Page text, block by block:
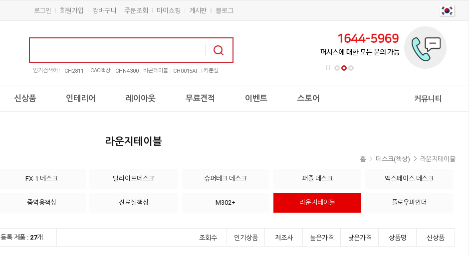
로그인 회원가입 장바구니 주문조회 마이쇼핑 게시판 블로그
인기검색어 : CH2811 CAC책장 CHN4300 비콘테이블 CH0015AF 키분실
신상품 인테리어 레이아웃 무료견적 이벤트 스토어 커뮤니티
라운지테이블
홈 데스크(책상) 라운지테이블
FX-1 데스크 딜라이트데스크 슈퍼테크 데스크 퍼즐 데스크 엑스페이스 데스크
중역용책상 진료실책상 M302+ 라운지테이블 플로우파인더
등록 제품 : 27개 신상품
상품명
낮은가격
높은가격
제조사
인기상품
조회수